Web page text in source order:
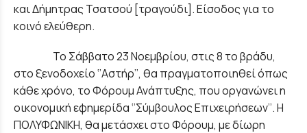
και Δήμητρας Τσατσού [τραγούδι]. Είσοδος για το
κοινό ελεύθερη.
Το Σάββατο 23 Νοεμβρίου, στις 8 το βράδυ,
στο ξενοδοχείο ‘’Αστήρ’’, θα πραγματοποιηθεί όπως
κάθε χρόνο, το Φόρουμ Ανάπτυξης, που οργανώνει η
οικονομική εφημερίδα ‘’Σύμβουλος Επιχειρήσεων’’. Η
ΠΟΛΥΦΩΝΙΚΗ, θα μετάσχει στο Φόρουμ, με δίωρη